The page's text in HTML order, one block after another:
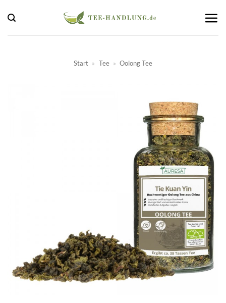
Inhalt
springen
Start » Tee » Oolong Tee